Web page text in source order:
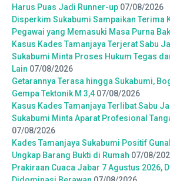
Harus Puas Jadi Runner-up 07/08/2026
Disperkim Sukabumi Sampaikan Terima
Pegawai yang Memasuki Masa Purna
Kasus Kades Tamanjaya Terjerat Sabu
Sukabumi Minta Proses Hukum Tegas
Lain 07/08/2026
Getarannya Terasa hingga Sukabumi,
Gempa Tektonik M 3,4 07/08/2026
Kasus Kades Tamanjaya Terlibat Sabu
Sukabumi Minta Aparat Profesional
07/08/2026
Kades Tamanjaya Sukabumi Positif
Ungkap Barang Bukti di Rumah 07/08/
Prakiraan Cuaca Jabar 7 Agustus 2026,